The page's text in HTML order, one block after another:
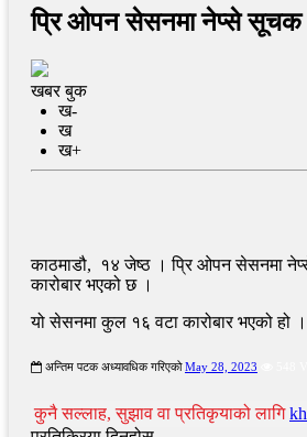
प्रि ओपन सेसनमा नेप्से सूचक
खबर बुक
ख-
ख
ख+
काठमाडौ, १४ जेष्ठ । प्रि ओपन सेसनमा
कारोबार भएको छ ।
यो सेसनमा कुल १६ वटा कारोबार भएको हो
अन्तिम पटक अध्यावधिक गरिएको May 28, 2023
कुनै सल्लाह, सुझाव वा प्रतिकृयाको लागि